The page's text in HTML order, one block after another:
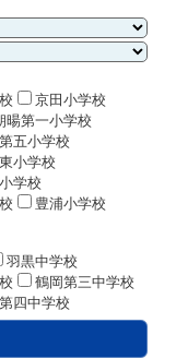
京田小学校
暘第一小学校
五小学校
小学校
学校
豊浦小学校
羽黒中学校
鶴岡第三中学校
四中学校